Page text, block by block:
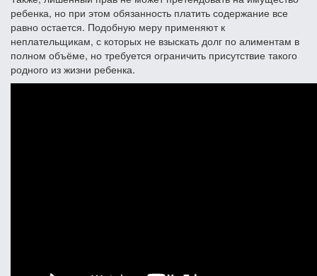
ребенка, но при этом обязанность платить содержание все
равно остается. Подобную меру применяют к
неплательщикам, с которых не взыскать долг по алиментам в
полном объёме, но требуется ограничить присутствие такого
родного из жизни ребенка.